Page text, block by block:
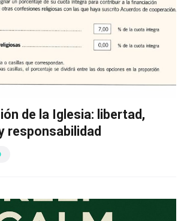
de la Iglesia: libertad,
responsabilidad